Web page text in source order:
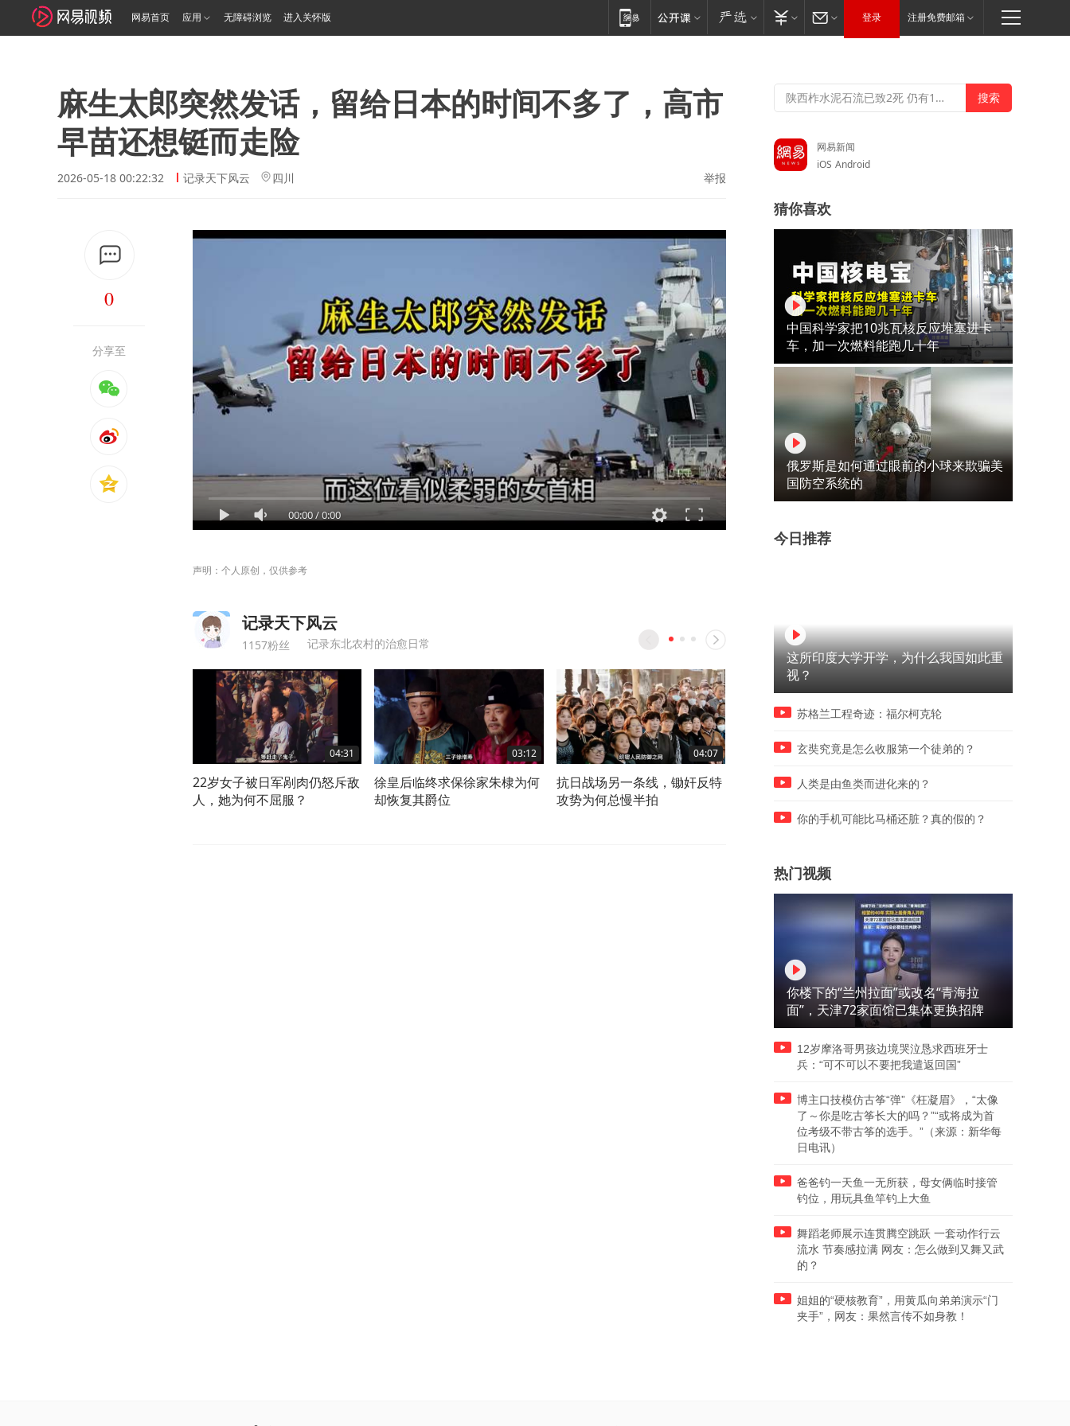
网易首页 应用 无障碍浏览 进入关怀版 登录 注册免费邮箱
麻生太郎突然发话，留给日本的时间不多了，高市
早苗还想铤而走险
2026-05-18 00:22:32 记录天下风云 四川 举报
0
分享至
00:00/0:00
声明：个人原创，仅供参考
记录天下风云
1157粉丝 记录东北农村的治愈日常
04:31
22岁女子被日军剐肉仍怒斥敌
人，她为何不屈服？
03:12
徐皇后临终求保徐家朱棣为何
却恢复其爵位
04:07
抗日战场另一条线，锄奸反特
攻势为何总慢半拍
03:52
海口失窃宋代佛像疑现观复博
甲午惨败：一场被看了二十
网易新闻
iOS Android
猜你喜欢
中国科学家把10兆瓦核反应堆塞进卡
车，加一次燃料能跑几十年
俄罗斯是如何通过眼前的小球来欺骗美
国防空系统的
今日推荐
这所印度大学开学，为什么我国如此重
视？
苏格兰工程奇迹：福尔柯克轮
玄奘究竟是怎么收服第一个徒弟的？
人类是由鱼类而进化来的？
你的手机可能比马桶还脏？真的假的？
热门视频
你楼下的“兰州拉面”或改名“青海拉
面”，天津72家面馆已集体更换招牌
12岁摩洛哥男孩边境哭泣恳求西班牙士
兵：“可不可以不要把我遣返回国”
博主口技模仿古筝“弹”《枉凝眉》，“太像
了～你是吃古筝长大的吗？”“或将成为首
位考级不带古筝的选手。”（来源：新华每
日电讯）
爸爸钓一天鱼一无所获，母女俩临时接管
钓位，用玩具鱼竿钓上大鱼
舞蹈老师展示连贯腾空跳跃 一套动作行云
流水 节奏感拉满 网友：怎么做到又舞又武
的？
姐姐的“硬核教育”，用黄瓜向弟弟演示“门
夹手”，网友：果然言传不如身教！